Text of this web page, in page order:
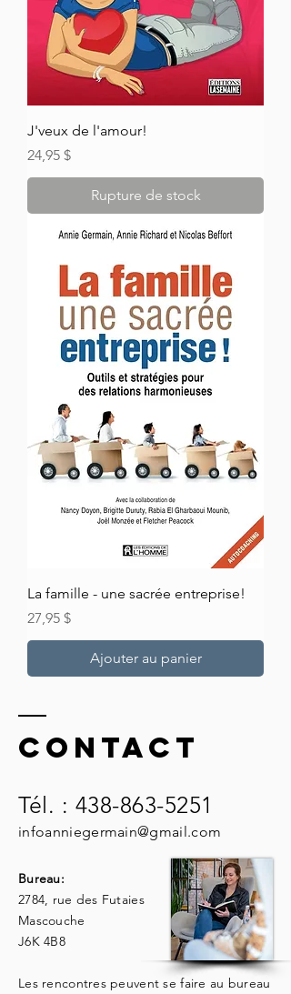
J'veux de l'amour!
Prix
24,95 $
Rupture de stock
La famille - une sacrée entreprise!
Prix
27,95 $
Ajouter au panier
Contact
Tél. : 438-863-5251
infoanniegermain@gmail.com
Bureau:
2784, rue des Futaies
Mascouche
J6K 4B8
Les rencontres peuvent se faire au bureau